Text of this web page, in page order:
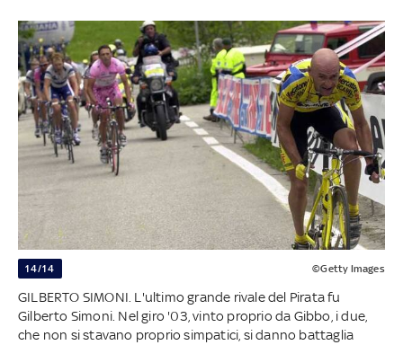
14/14 ©Getty Images
GILBERTO SIMONI. L'ultimo grande rivale del Pirata fu
Gilberto Simoni. Nel giro '03, vinto proprio da Gibbo, i due,
che non si stavano proprio simpatici, si danno battaglia